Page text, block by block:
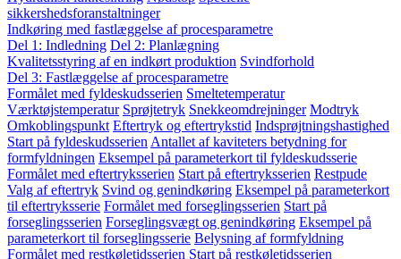
sikkershedsforanstaltninger
Indkøring med fastlæggelse af procesparametre
Del 1: Indledning Del 2: Planlægning
Kvalitetsstyring af en indkørt produktion Svindforhold
Del 3: Fastlæggelse af procesparametre
Formålet med fyldeskudsserien Smeltetemperatur
Værktøjstemperatur Sprøjtetryk Snekkeomdrejninger Modtryk
Omkoblingspunkt Eftertryk og eftertrykstid Indsprøjtningshastighed
Start på fyldeskudsserien Antallet af kaviteters betydning for
formfyldningen Eksempel på parameterkort til fyldeskudsserie
Formålet med eftertryksserien Start på eftertryksserien Restpude
Valg af eftertryk Svind og genindkøring Eksempel på parameterkort
til eftertryksserie Formålet med forseglingsserien Start på
forseglingsserien Forseglingsvægt og genindkøring Eksempel på
parameterkort til forseglingsserie Belysning af formfyldning
Formålet med restkøletidsserien Start på restkøletidsserien